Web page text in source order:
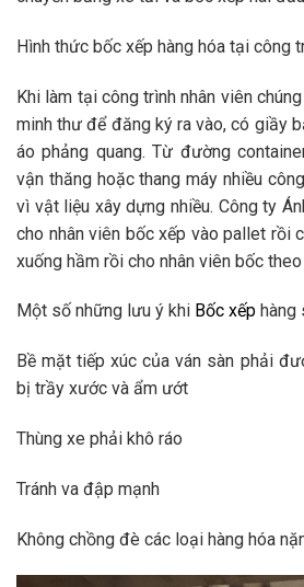
Hình thức bốc xếp hàng hóa tại công
Khi làm tại công trình nhân viên
minh thư để đăng ký ra vào, có giầy
áo phảng quang. Từ đường
vận thăng hoặc thang máy nhiều
vì vật liệu xây dựng nhiều. Công ty
cho nhân viên bốc xếp vào pallet rồi
xuống hầm rồi cho nhân viên bốc
Một số những lưu ý khi Bốc xếp hàng
Bề mặt tiếp xúc của ván sàn phải
bị trầy xước và ẩm ướt
Thùng xe phải khô ráo
Tránh va đập mạnh
Không chồng đè các loại hàng hóa